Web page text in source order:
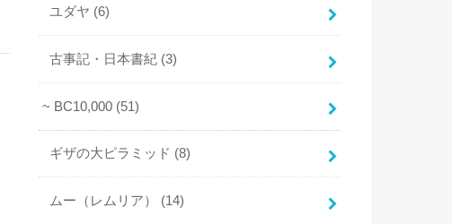
ユダヤ (6)
古事記・日本書紀 (3)
~ BC10,000 (51)
ギザの大ピラミッド (8)
ムー（レムリア） (14)